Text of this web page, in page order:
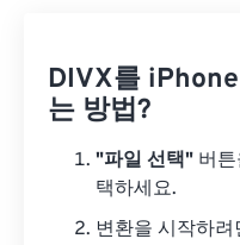
DIVX를
는 방법?
"파일 선택" 버
택하세요.
변환을 시작하려